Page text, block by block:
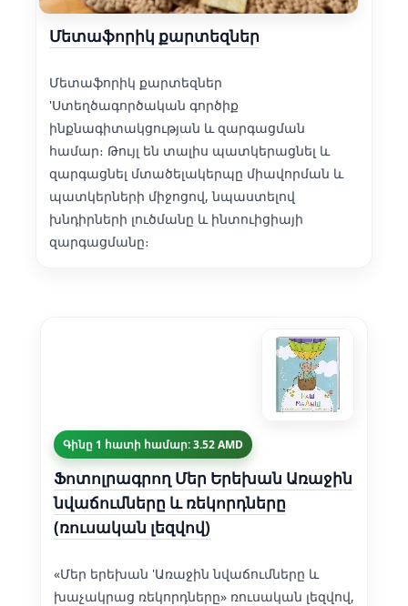
Մետաֆորիկ քարտեզներ
Մետաֆորիկ քարտեզներ
'Ստեղծագործական գործիք
ինքնագիտակցության և զարգացման
համար։ Թույլ են տալիս պատկերացնել և
զարգացնել մտածելակերպը միավորման և
պատկերների միջոցով, նպաստելով
խնդիրների լուծմանը և ինտուիցիայի
զարգացմանը։
Գինը 1 հատի համար: 3.52 AMD
Ֆոտոլրագրող Մեր Երեխան Առաջին
նվաճումները և ռեկորդները
(ռուսական լեզվով)
«Մեր երեխան 'Առաջին նվաճումները և
խաչակրաց ռեկորդները» ռուսական լեզվով,